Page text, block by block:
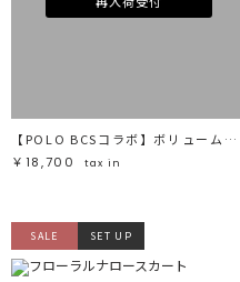
【POLO BCSコラボ】ボリュームマキシサーキュラースカート
￥18,700
tax in
SALE SET UP